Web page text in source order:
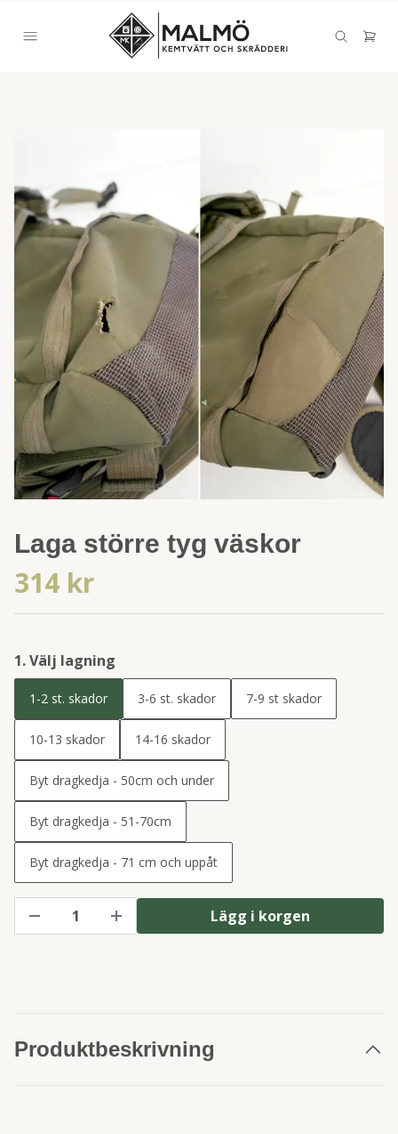
Laga större tyg väskor
314 kr
1. Välj lagning
1-2 st. skador 3-6 st. skador 7-9 st skador
10-13 skador 14-16 skador
Byt dragkedja - 50cm och under
Byt dragkedja - 51-70cm
Byt dragkedja - 71 cm och uppåt
Lägg i korgen
Produktbeskrivning